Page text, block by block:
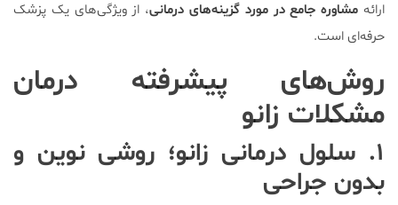
ارائه مشاوره جامع در مورد گزینه‌های درمانی، از ویژگی‌های یک پزشک
حرفه‌ای است.
روش‌های پیشرفته درمان
مشکلات زانو
۱. سلول درمانی زانو؛ روشی نوین و
بدون جراحی